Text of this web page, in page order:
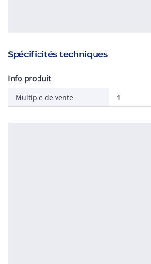
Spécificités techniques
Info produit
Multiple de vente 1